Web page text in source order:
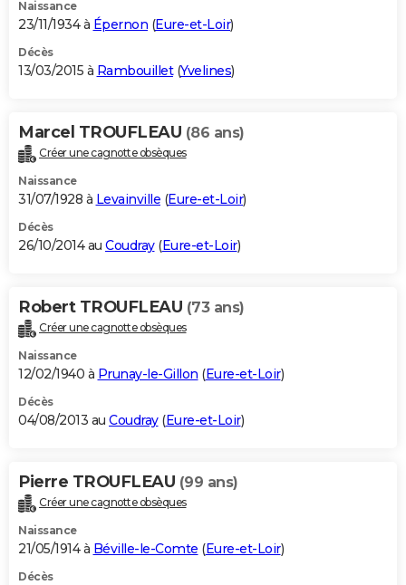
Naissance
23/11/1934 à Épernon (Eure-et-Loir)
Décès
13/03/2015 à Rambouillet(Yvelines)
Marcel TROUFLEAU (86 ans)
Créer une cagnotte obsèques
Naissance
31/07/1928 à Levainville (Eure-et-Loir)
Décès
26/10/2014 au Coudray(Eure-et-Loir)
Robert TROUFLEAU (73 ans)
Créer une cagnotte obsèques
Naissance
12/02/1940 à Prunay-le-Gillon (Eure-et-Loir)
Décès
04/08/2013 au Coudray(Eure-et-Loir)
Pierre TROUFLEAU (99 ans)
Créer une cagnotte obsèques
Naissance
21/05/1914 à Béville-le-Comte (Eure-et-Loir)
Décès